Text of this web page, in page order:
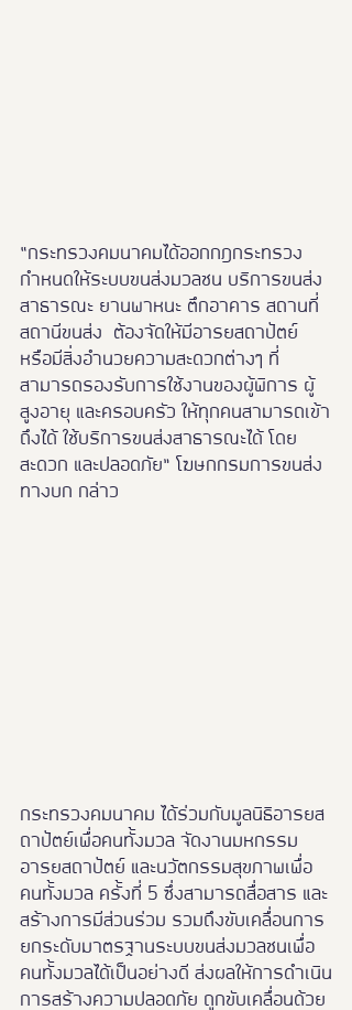
“กระทรวงคมนาคมได้ออกกฎกระทรวง
กำหนดให้ระบบขนส่งมวลชน บริการขนส่ง
สาธารณะ ยานพาหนะ ตึกอาคาร สถานที่
สถานีขนส่ง  ต้องจัดให้มีอารยสถาปัตย์
หรือมีสิ่งอำนวยความสะดวกต่างๆ ที่
สามารถรองรับการใช้งานของผู้พิการ ผู้
สูงอายุ และครอบครัว ให้ทุกคนสามารถเข้า
ถึงได้ ใช้บริการขนส่งสาธารณะได้ โดย
สะดวก และปลอดภัย” โฆษกกรมการขนส่ง
ทางบก กล่าว
กระทรวงคมนาคม ได้ร่วมกับมูลนิธิอารยส
ถาปัตย์เพื่อคนทั้งมวล จัดงานมหกรรม
อารยสถาปัตย์ และนวัตกรรมสุขภาพเพื่อ
คนทั้งมวล ครั้งที่ 5 ซึ่งสามารถสื่อสาร และ
สร้างการมีส่วนร่วม รวมถึงขับเคลื่อนการ
ยกระดับมาตรฐานระบบขนส่งมวลชนเพื่อ
คนทั้งมวลได้เป็นอย่างดี ส่งผลให้การดำเนิน
การสร้างความปลอดภัย ถูกขับเคลื่อนด้วย